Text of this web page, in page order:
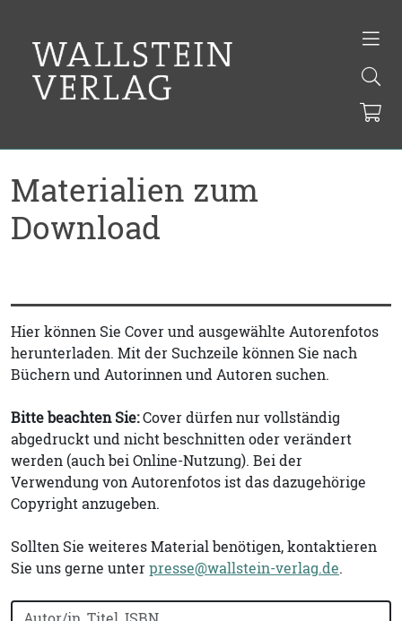
Materialien zum
Download
Hier können Sie Cover und ausgewählte Autorenfotos
herunterladen. Mit der Suchzeile können Sie nach
Büchern und Autorinnen und Autoren suchen.
Bitte beachten Sie:Cover dürfen nur vollständig
abgedruckt und nicht beschnitten oder verändert
werden (auch bei Online-Nutzung). Bei der
Verwendung von Autorenfotos ist das dazugehörige
Copyright anzugeben.
Sollten Sie weiteres Material benötigen, kontaktieren
Sie uns gerne unterpresse@wallstein-verlag.de.
Bücher nach Buchtitel, Autorennamen oder ISBN